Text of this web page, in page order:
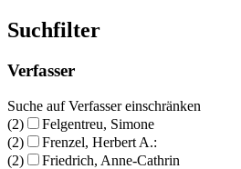
Suchfilter
Verfasser
Suche auf Verfasser einschränken
(2)
Felgentreu, Simone
(2)
Frenzel, Herbert A.:
(2)
Friedrich, Anne-Cathrin